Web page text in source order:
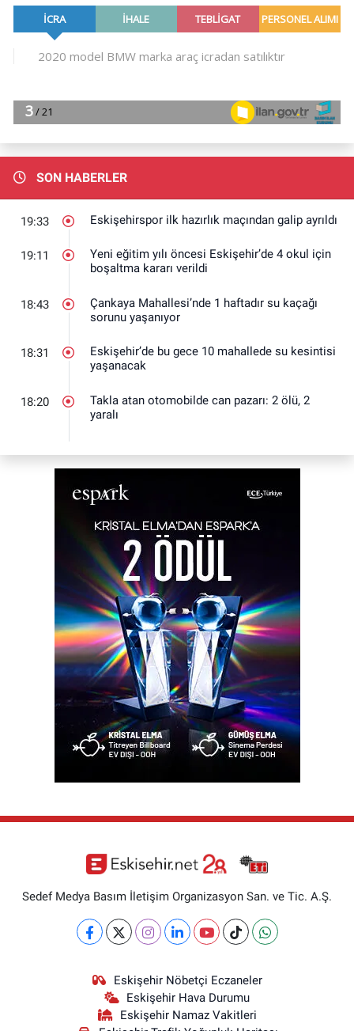
SON HABERLER
19:33 Eskişehirspor ilk hazırlık maçından galip ayrıldı
19:11
Yeni eğitim yılı öncesi Eskişehir’de 4 okul için
boşaltma kararı verildi
18:43
Çankaya Mahallesi’nde 1 haftadır su kaçağı
sorunu yaşanıyor
18:31
Eskişehir’de bu gece 10 mahallede su kesintisi
yaşanacak
18:20
Takla atan otomobilde can pazarı: 2 ölü, 2
yaralı
Sedef Medya Basım İletişim Organizasyon San. ve Tic. A.Ş.
Eskişehir Nöbetçi Eczaneler
Eskişehir Hava Durumu
Eskişehir Namaz Vakitleri